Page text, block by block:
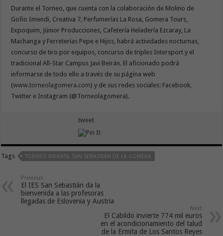
Durante el Torneo, que cuenta con la colaboración de Molino de
Gofio Imendi, Creativa 7, Perfumerías La Rosa, Gomera Tours,
Expoquim, Júnior Producciones, Cafetería Heladería Ezcaray, La
Machanga y Ferreterías Pepe e Hijos, habrá actividades nocturnas,
concurso de tiro por equipos, concurso de triples Intersport y el
tradicional All-Star Campus Javi Beirán. El aficionado podrá
informarse de todo ello a través de su página web
(www.torneolagomera.com) y de sus redes sociales: Facebook,
Twitter e Instagram (@Torneolagomera).
tweet
Tags TORNEO INFANTIL SAN SEBASTIÁN DE LA GOMERA
Previous
El IES San Sebastián da la
bienvenida a las profesoras
llegadas de Eslovenia y Austria
Next
El Cabildo invierte 774 mil euros
en el acondicionamiento del talud
de la Ermita de Los Santos Reyes